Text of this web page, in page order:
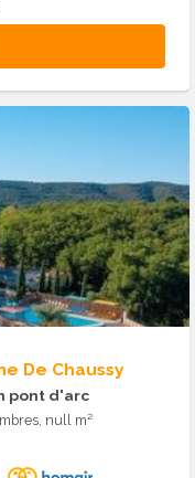
De Chaussy
pont d'arc
null m²